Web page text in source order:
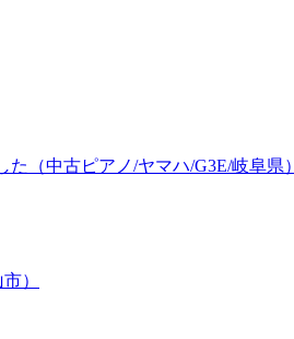
（中古ピアノ/ヤマハ/G3E/岐阜県）
）